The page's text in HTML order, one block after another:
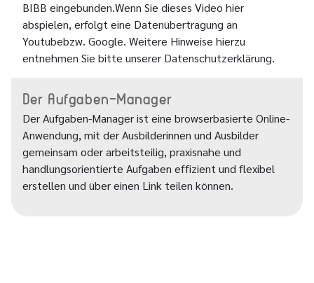
BIBB eingebunden.Wenn Sie dieses Video hier
abspielen, erfolgt eine Datenübertragung an
Youtubebzw. Google. Weitere Hinweise hierzu
entnehmen Sie bitte unserer Datenschutzerklärung.
Der Aufgaben-Manager
Der Aufgaben-Manager ist eine browserbasierte Online-
Anwendung, mit der Ausbilderinnen und Ausbilder
gemeinsam oder arbeitsteilig, praxisnahe und
handlungsorientierte Aufgaben effizient und flexibel
erstellen und über einen Link teilen können.